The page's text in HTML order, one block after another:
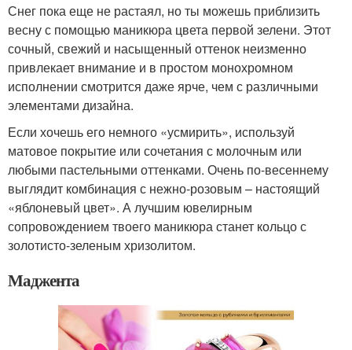
Снег пока еще не растаял, но ты можешь приблизить
весну с помощью маникюра цвета первой зелени. Этот
сочный, свежий и насыщенный оттенок неизменно
привлекает внимание и в простом монохромном
исполнении смотрится даже ярче, чем с различными
элементами дизайна.
Если хочешь его немного «усмирить», используй
матовое покрытие или сочетания с молочным или
любыми пастельными оттенками. Очень по-весеннему
выглядит комбинация с нежно-розовым – настоящий
«яблоневый цвет». А лучшим ювелирным
сопровождением твоего маникюра станет кольцо с
золотисто-зеленым хризолитом.
Маджента